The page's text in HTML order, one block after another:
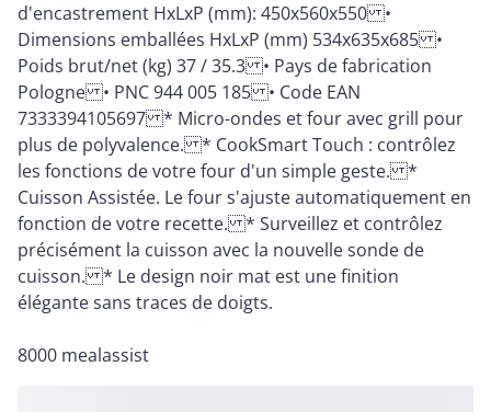
d'encastrement HxLxP (mm): 450x560x550 •
Dimensions emballées HxLxP (mm) 534x635x685 •
Poids brut/net (kg) 37 / 35.3 • Pays de fabrication
Pologne • PNC 944 005 185 • Code EAN
7333394105697 * Micro-ondes et four avec grill pour
plus de polyvalence. * CookSmart Touch : contrôlez
les fonctions de votre four d'un simple geste. *
Cuisson Assistée. Le four s'ajuste automatiquement en
fonction de votre recette. * Surveillez et contrôlez
précisément la cuisson avec la nouvelle sonde de
cuisson. * Le design noir mat est une finition
élégante sans traces de doigts.
8000 mealassist